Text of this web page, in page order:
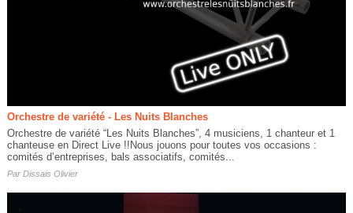
Orchestre de variété - Les Nuits Blanches
Orchestre de variété “Les Nuits Blanches”, 4 musiciens, 1 chanteur et 1
chanteuse en Direct Live !!Nous jouons pour toutes vos occasions :
comités d’entreprises, bals associatifs, comités...
Par Dissais Olivier